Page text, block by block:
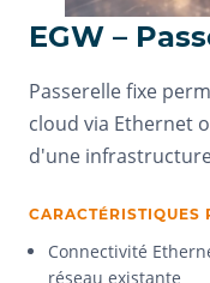
EGW –
Passerelle fixe
cloud via Ethernet
d'une
CARACTÉRISTIQUES
Connectivité
réseau existante